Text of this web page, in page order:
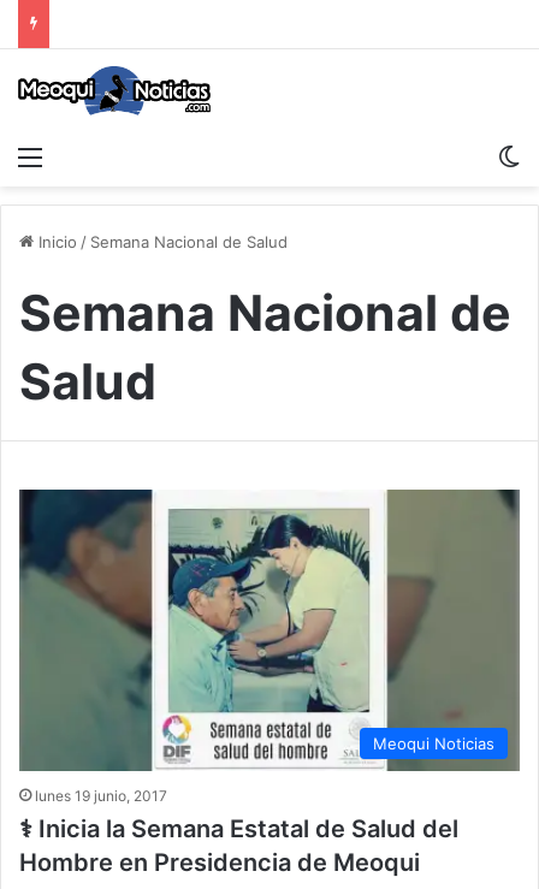
Inicio / Semana Nacional de Salud
Semana Nacional de
Salud
Meoqui Noticias
lunes 19 junio, 2017
⚕ Inicia la Semana Estatal de Salud del
Hombre en Presidencia de Meoqui